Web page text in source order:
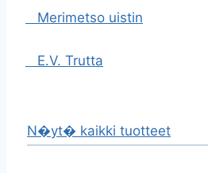
Merimetso uistin
E.V. Trutta
N�yt� kaikki tuotteet